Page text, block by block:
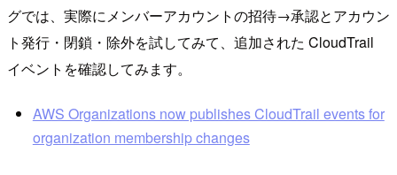
グでは、実際にメンバーアカウントの招待→承認とアカウン
ト発行・閉鎖・除外を試してみて、追加された CloudTrail
イベントを確認してみます。
AWS Organizations now publishes CloudTrail events for
organization membership changes